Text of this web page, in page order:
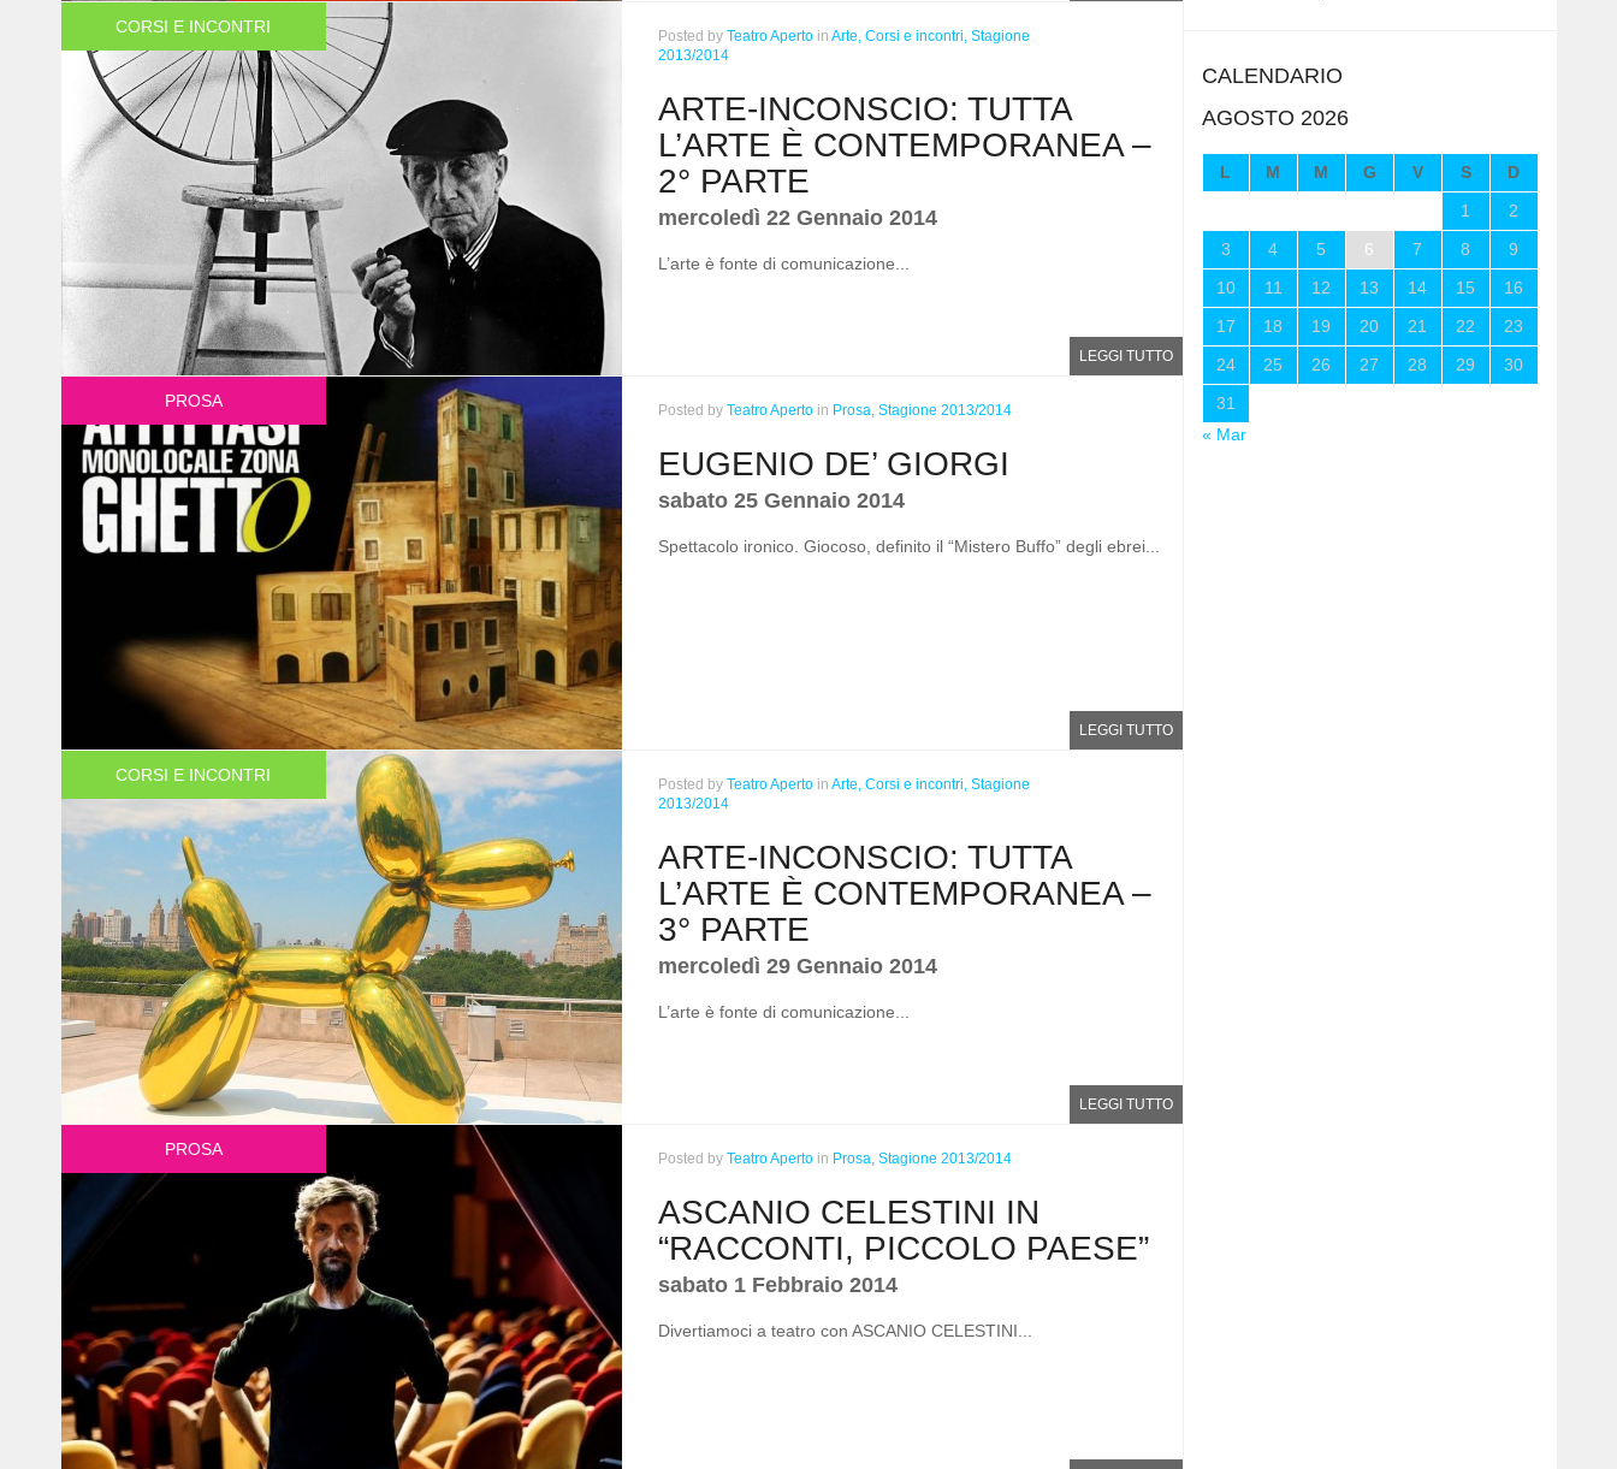
CORSI E INCONTRI Posted by Teatro Aperto in Arte, Corsi e incontri, Stagione
2013/2014
ARTE-INCONSCIO: TUTTA
L’ARTE È CONTEMPORANEA –
2° PARTE
mercoledì 22 Gennaio 2014
L’arte è fonte di comunicazione...
LEGGI TUTTO
PROSA Posted by Teatro Aperto in Prosa, Stagione 2013/2014
EUGENIO DE’ GIORGI
sabato 25 Gennaio 2014
Spettacolo ironico. Giocoso, definito il “Mistero Buffo” degli ebrei...
LEGGI TUTTO
CORSI E INCONTRI Posted by Teatro Aperto in Arte, Corsi e incontri, Stagione
2013/2014
ARTE-INCONSCIO: TUTTA
L’ARTE È CONTEMPORANEA –
3° PARTE
mercoledì 29 Gennaio 2014
L’arte è fonte di comunicazione...
LEGGI TUTTO
PROSA Posted by Teatro Aperto in Prosa, Stagione 2013/2014
ASCANIO CELESTINI IN
“RACCONTI, PICCOLO PAESE”
sabato 1 Febbraio 2014
Divertiamoci a teatro con ASCANIO CELESTINI...
CALENDARIO
AGOSTO 2026
L M M G V S
D
1
2
3
4 5 6 7 8
9
10
11 12 13 14 15
16
17
18 19 20 21 22
23
24
25 26 27 28 29
30
31
« Mar